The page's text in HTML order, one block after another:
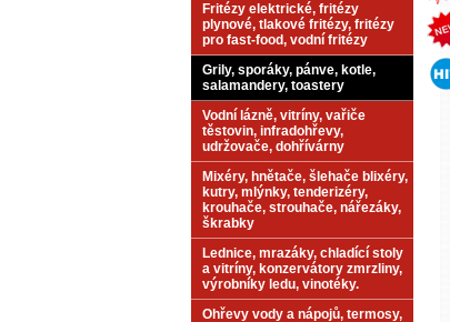
Fritézy elektrické, fritézy
plynové, tlakové fritézy, fritézy
pro fast-food, vodní fritézy
Grily, sporáky, pánve, kotle,
salamandery, toastery
Vodní lázně, vitríny, vařiče
těstovin, infradohřevy,
udržovače, dohřívárny
Mixéry, hnětače, šlehače blixéry,
kutry, mlýnky, tenderizéry,
krouhače, strouhače, nářezáky,
škrabky
Lednice, mrazáky, chladící stoly
a vitríny, konzervátory zmrzliny,
výrobníky ledu, vinotéky.
Ohřevy vody a nápojů, termosy,